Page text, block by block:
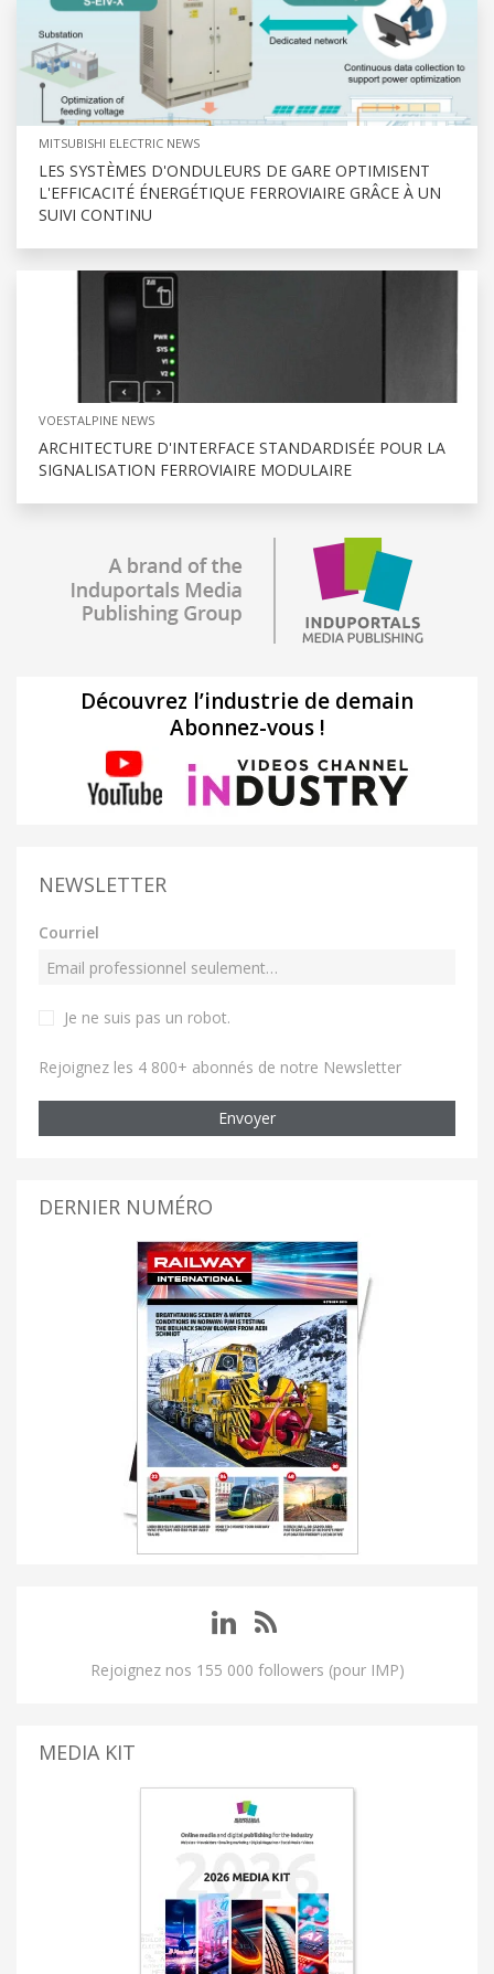
MITSUBISHI ELECTRIC NEWS
LES SYSTÈMES D'ONDULEURS DE GARE OPTIMISENT
L'EFFICACITÉ ÉNERGÉTIQUE FERROVIAIRE GRÂCE À UN
SUIVI CONTINU
VOESTALPINE NEWS
ARCHITECTURE D'INTERFACE STANDARDISÉE POUR LA
SIGNALISATION FERROVIAIRE MODULAIRE
Découvrez l’industrie de demain
Abonnez-vous !
NEWSLETTER
Courriel
Je ne suis pas un robot.
Rejoignez les 4 800+ abonnés de notre Newsletter
Envoyer
DERNIER NUMÉRO
Rejoignez nos 155 000 followers (pour IMP)
MEDIA KIT